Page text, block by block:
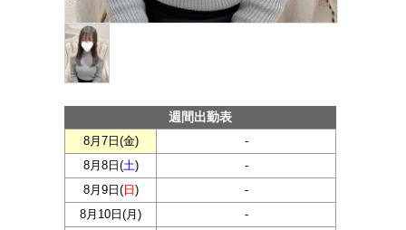
週間出勤表
8月7日(金)
-
8月8日(土)
-
8月9日(日 )
-
8月10日( 月 ) -